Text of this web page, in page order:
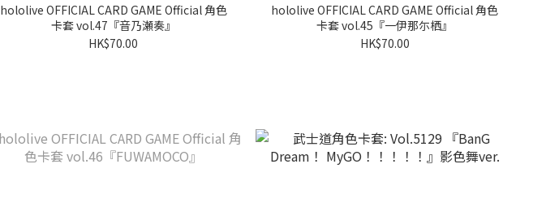
hololive OFFICIAL CARD GAME Official 角色
卡套 vol.47『音乃瀬奏』
HK$70.00
hololive OFFICIAL CARD GAME Official 角色
卡套 vol.45『一伊那尓栖』
HK$70.00